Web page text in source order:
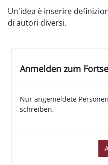
Un'idea è inserire
di autori diversi.
Anmelden zum
Nur angemeldete
schreiben.